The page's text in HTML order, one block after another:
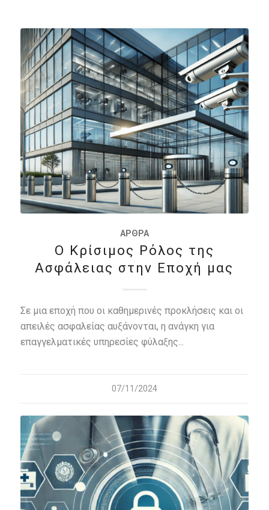
ΆΡΘΡΑ
Ο Κρίσιμος Ρόλος της
Ασφάλειας στην Εποχή μας
Σε μια εποχή που οι καθημερινές προκλήσεις και οι
απειλές ασφαλείας αυξάνονται, η ανάγκη για
επαγγελματικές υπηρεσίες φύλαξης...
07/11/2024